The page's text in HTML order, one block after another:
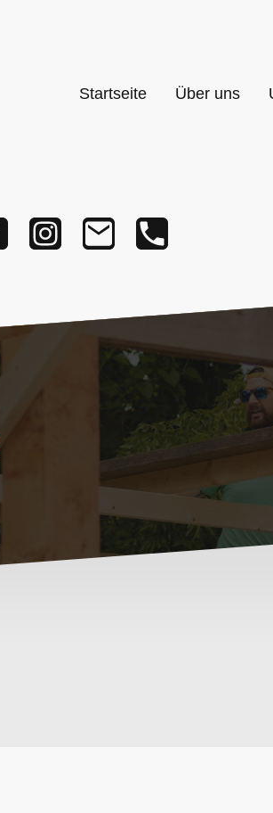
Startseite Über uns